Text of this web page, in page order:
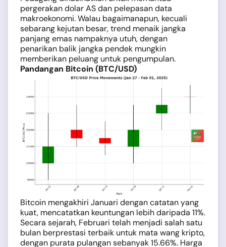
pergerakan dolar AS dan pelepasan data
makroekonomi. Walau bagaimanapun, kecuali
sebarang kejutan besar, trend menaik jangka
panjang emas nampaknya utuh, dengan
penarikan balik jangka pendek mungkin
memberikan peluang untuk pengumpulan.
Pandangan Bitcoin (BTC/USD)
Bitcoin mengakhiri Januari dengan catatan yang
kuat, mencatatkan keuntungan lebih daripada 11%.
Secara sejarah, Februari telah menjadi salah satu
bulan berprestasi terbaik untuk mata wang kripto,
dengan purata pulangan sebanyak 15.66%. Harga